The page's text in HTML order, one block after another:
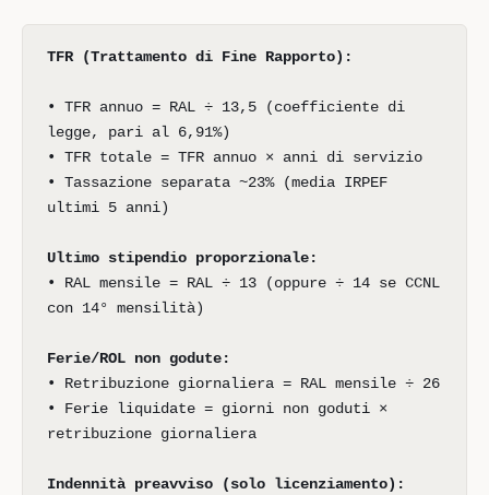
TFR (Trattamento di Fine Rapporto):
• TFR annuo = RAL ÷ 13,5 (coefficiente di
legge, pari al 6,91%)
• TFR totale = TFR annuo × anni di servizio
• Tassazione separata ~23% (media IRPEF
ultimi 5 anni)
Ultimo stipendio proporzionale:
• RAL mensile = RAL ÷ 13 (oppure ÷ 14 se CCNL
con 14° mensilità)
Ferie/ROL non godute:
• Retribuzione giornaliera = RAL mensile ÷ 26
• Ferie liquidate = giorni non goduti ×
retribuzione giornaliera
Indennità preavviso (solo licenziamento):